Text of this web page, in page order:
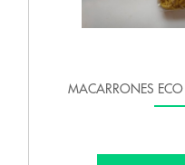
MACARRONES ECO